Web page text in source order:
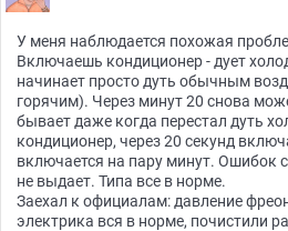
У меня наблюдается похожая
Включаешь кондиционер - дует
начинает просто дуть обычным
горячим). Через минут 20 снова
бывает даже когда перестал дуть
кондиционер, через 20 секунд
включается на пару минут. Ошибок
не выдает. Типа все в норме.
Заехал к официалам: давление
электрика вся в норме, почистили